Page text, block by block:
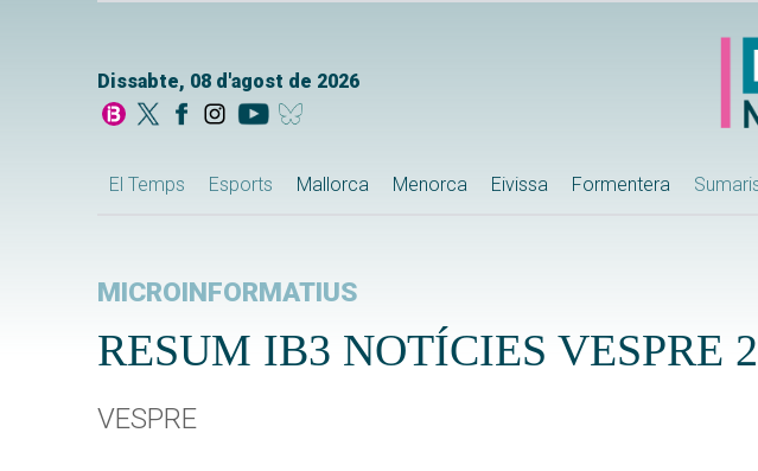
Dissabte, 08 d'agost de 2026
El Temps Esports Mallorca Menorca Eivissa Formentera
MICROINFORMATIUS
RESUM IB3 NOTÍCIES VESPRE
VESPRE